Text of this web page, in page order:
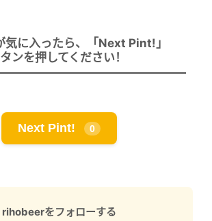
気に入ったら、「Next Pint!」
ンを押してください！
Next Pint! 0
rihobeerをフォローする